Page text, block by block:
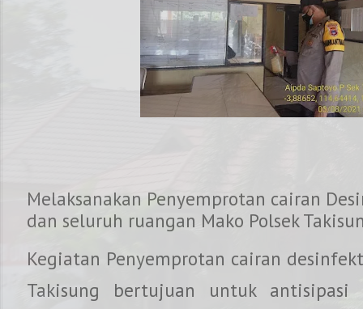
Melaksanakan Penyemprotan cairan
dan seluruh ruangan Mako Polsek
Kegiatan Penyemprotan cairan
Takisung bertujuan untuk antisipasi
NOMOR KAPOLRES :